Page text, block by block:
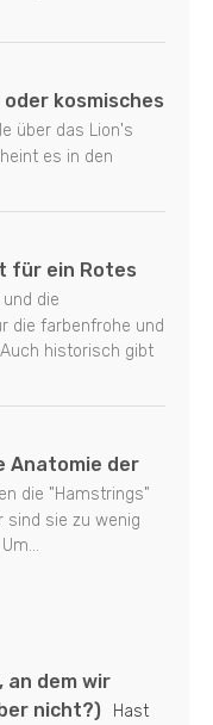
oder kosmisches
über das Lion's
es in den
für ein Rotes
die
die farbenfrohe und
historisch gibt
Anatomie der
die "Hamstrings"
sind sie zu wenig
an dem wir
nicht?)
Hast